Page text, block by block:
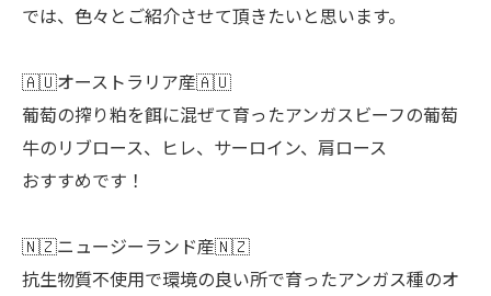
では、色々とご紹介させて頂きたいと思います。
🇦🇺オーストラリア産🇦🇺
葡萄の搾り粕を餌に混ぜて育ったアンガスビーフの葡萄
牛のリブロース、ヒレ、サーロイン、肩ロース
おすすめです！
🇳🇿ニュージーランド産🇳🇿
抗生物質不使用で環境の良い所で育ったアンガス種のオ